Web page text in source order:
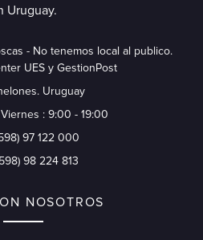
Uruguay.
- No tenemos local al publico.
UES y GestionPost
Uruguay
: 9:00 - 19:00
97 122 000
98 224 813
NOSOTROS